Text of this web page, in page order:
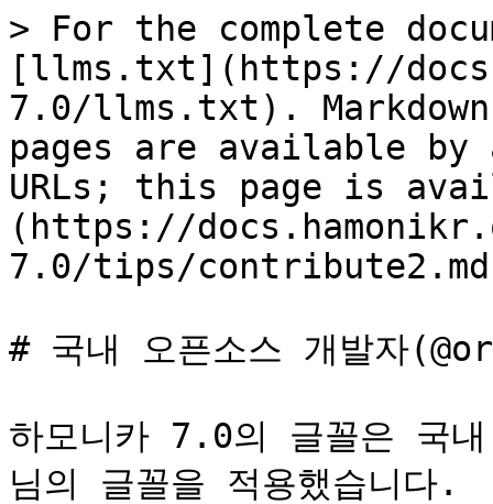
> For the complete
[llms.txt](https://
7.0/llms.txt).
pages are available by
URLs; this page is
(https://
7.0/tips/
# 국내 오픈소스 개발자
하모니카 7.0의 글꼴은 국
님의 글꼴을 적용했습니다.